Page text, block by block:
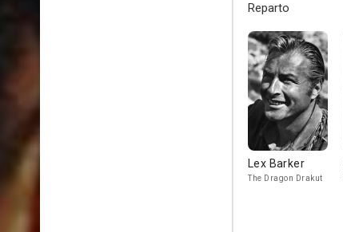
Reparto
Lex Barker
The Dragon Drakut